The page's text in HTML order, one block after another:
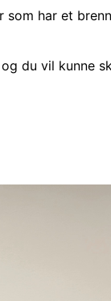
har et
du vil kunne